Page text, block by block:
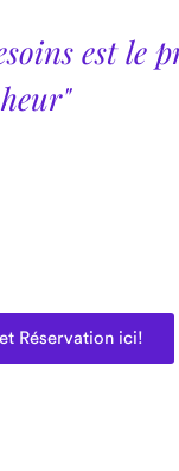
est le
Réservation ici!